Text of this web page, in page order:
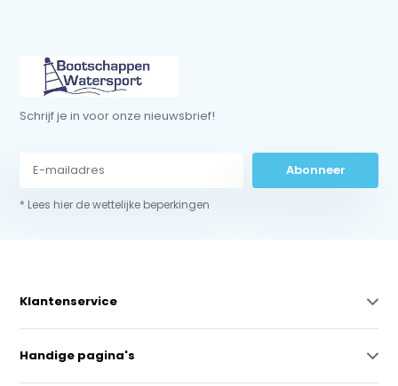
Schrijf je in voor onze nieuwsbrief!
Abonneer
* Lees hier de wettelijke beperkingen
Klantenservice
Handige pagina's